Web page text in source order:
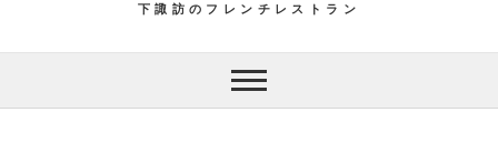
下諏訪のフレンチレストラン